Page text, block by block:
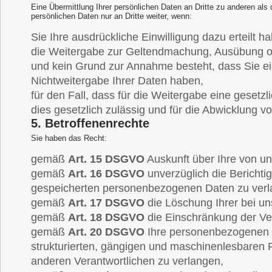
Eine Übermittlung Ihrer persönlichen Daten an Dritte zu anderen
persönlichen Daten nur an Dritte weiter, wenn:
Sie Ihre ausdrückliche Einwilligung dazu erteilt
die Weitergabe zur Geltendmachung, Ausübung
und kein Grund zur Annahme besteht, dass Sie
Nichtweitergabe Ihrer Daten haben,
für den Fall, dass für die Weitergabe eine
dies gesetzlich zulässig und für die Abwicklung
5. Betroffenenrechte
Sie haben das Recht:
gemäß Art. 15 DSGVO Auskunft über Ihre von
gemäß Art. 16 DSGVO unverzüglich die
gespeicherten personenbezogenen Daten zu
gemäß Art. 17 DSGVO die Löschung Ihrer bei
gemäß Art. 18 DSGVO die Einschränkung der
gemäß Art. 20 DSGVO Ihre
strukturierten, gängigen und
anderen Verantwortlichen zu verlangen,